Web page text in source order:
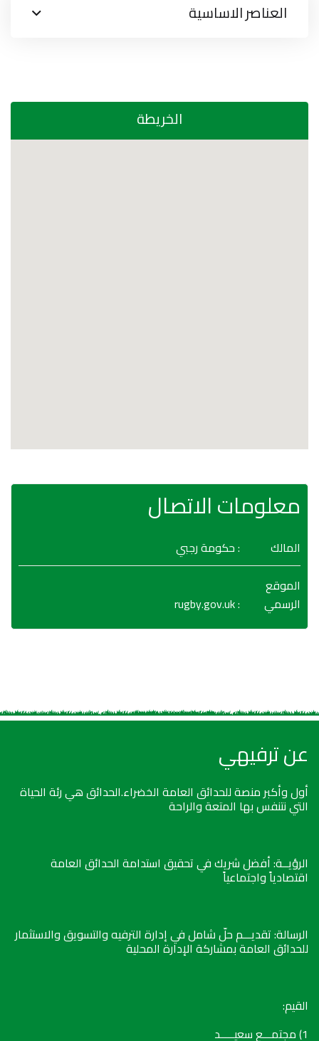
العناصر الاساسية
الخريطة
معلومات الاتصال
المالك
: حكومة رجبي
الموقع
الرسمي
:
rugby.gov.uk
عن ترفيهي
أول وأكبر منصة للحدائق العامة الخضراء.الحدائق هي رئة الحياة
التي نتنفس بها المتعة والراحة
الرؤيــة: أفضل شريك في تحقيق استدامة الحدائق العامة
اقتصادياً واجتماعياً
الرسالة: تقديـــم حلّ شامل في إدارة الترفيه والتسويق والاستثمار
للحدائق العامة بمشاركة الإدارة المحلية
القيم:
1) مجتمـــع سعيـــــد